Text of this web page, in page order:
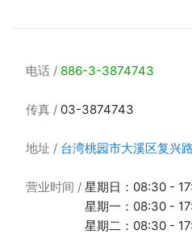
电话 886-3-3874743
传真 03-3874743
地址 台湾桃园市大溪区复兴
营业时间
星期日：08:30 -
星期一：08:30 -
星期二：08:30 -